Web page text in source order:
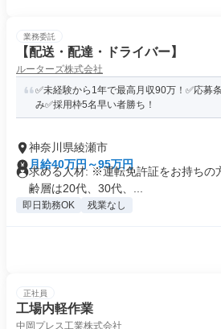
業務委託
【配送・配達・ドライバー】
ルーターズ株式会社
✅未経験から1年で最高月収90万！✅応募
み✅採用枠5名早い者勝ち！
神奈川県綾瀬市
月給40万円～95万円
求める人材: ※運転免許証をお持ちの
齢層は20代、30代、...
即日勤務OK 残業なし
正社員
工場内軽作業
中岡プレス工業株式会社